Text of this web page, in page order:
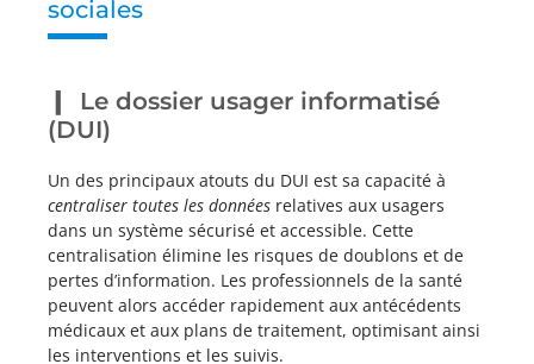
sociales
Le dossier usager informatisé
(DUI)
Un des principaux atouts du DUI est sa capacité à
centraliser toutes les données relatives aux usagers
dans un système sécurisé et accessible. Cette
centralisation élimine les risques de doublons et de
pertes d’information. Les professionnels de la santé
peuvent alors accéder rapidement aux antécédents
médicaux et aux plans de traitement, optimisant ainsi
les interventions et les suivis.